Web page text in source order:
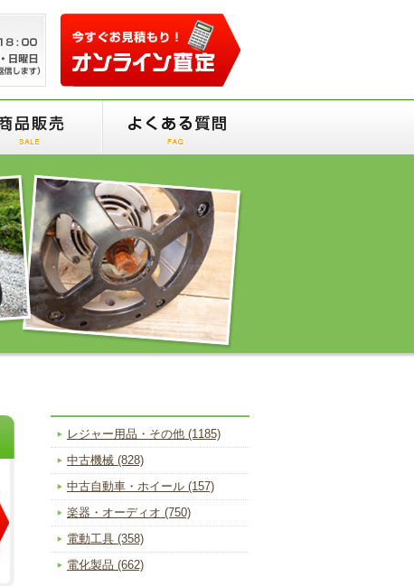
レジャー用品・その他 (1185)
中古機械 (828)
中古自動車・ホイール (157)
楽器・オーディオ (750)
電動工具 (358)
電化製品 (662)